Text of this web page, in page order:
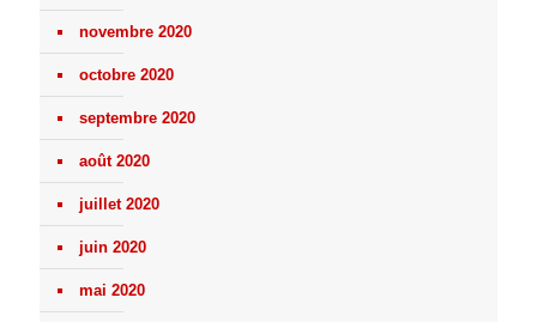
novembre 2020
octobre 2020
septembre 2020
août 2020
juillet 2020
juin 2020
mai 2020